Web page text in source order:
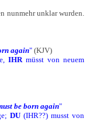
nunmehr unklar wurden.
again" (KJV)
IHR müsst von neuem
be born again"
DU (IHR??) musst von